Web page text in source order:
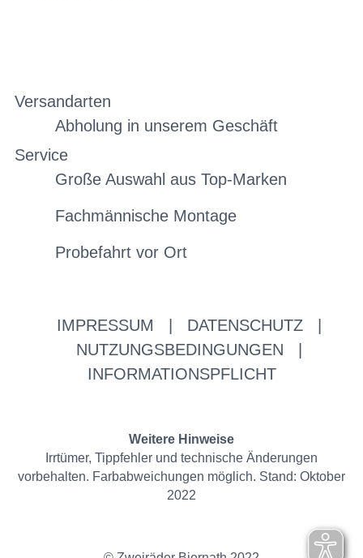
Versandarten
Abholung in unserem Geschäft
Service
Große Auswahl aus Top-Marken
Fachmännische Montage
Probefahrt vor Ort
IMPRESSUM DATENSCHUTZ
NUTZUNGSBEDINGUNGEN
INFORMATIONSPFLICHT
Weitere Hinweise
Irrtümer, Tippfehler und technische Änderungen
vorbehalten. Farbabweichungen möglich. Stand: Oktober
2022